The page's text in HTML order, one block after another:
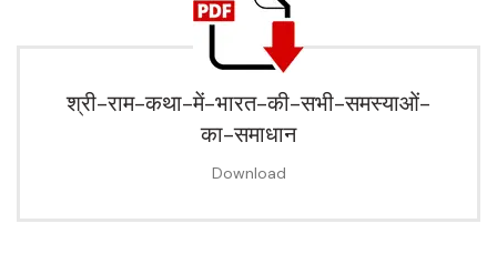
श्री-राम-कथा-में-भारत-की-सभी-समस्याओं-
का-समाधान
Download